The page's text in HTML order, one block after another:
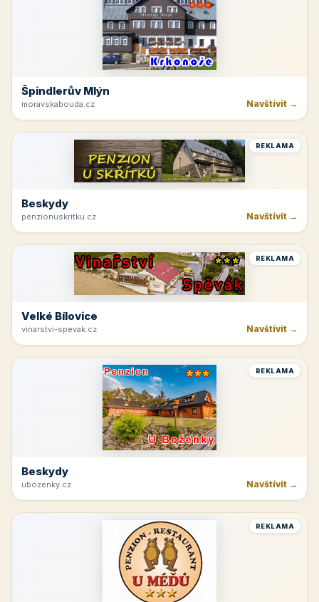
Špindlerův Mlýn
moravskabouda.cz Navštívit →
REKLAMA
Beskydy
penzionuskritku.cz Navštívit →
REKLAMA
Velké Bílovice
vinarstvi-spevak.cz Navštívit →
REKLAMA
Beskydy
ubozenky.cz Navštívit →
REKLAMA